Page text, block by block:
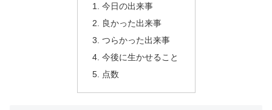
今日の出来事
良かった出来事
つらかった出来事
今後に生かせること
点数